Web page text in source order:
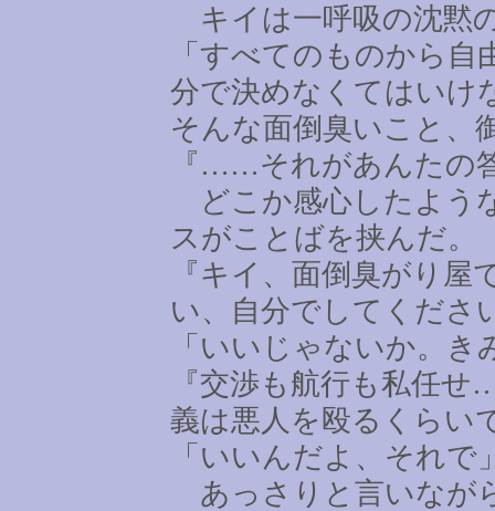
キイは一呼吸の沈黙
「すべてのものから
分で決めなくてはいけ
そんな面倒臭いこと、
『 ……それがあんたの
どこか感心したよう
スがことばを挟んだ。
『キイ、面倒臭がり
い、自分でしてくださ
「いいじゃないか。
『交渉も航行も私任せ
義は悪人を殴るくらい
「いいんだよ、それで
あっさりと言いなが